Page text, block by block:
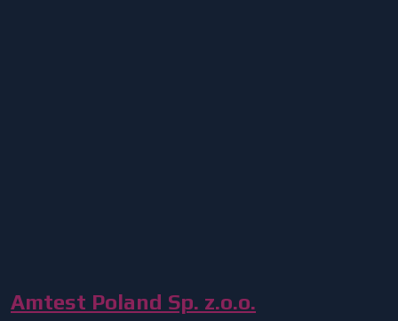
Amtest Poland Sp. z.o.o.